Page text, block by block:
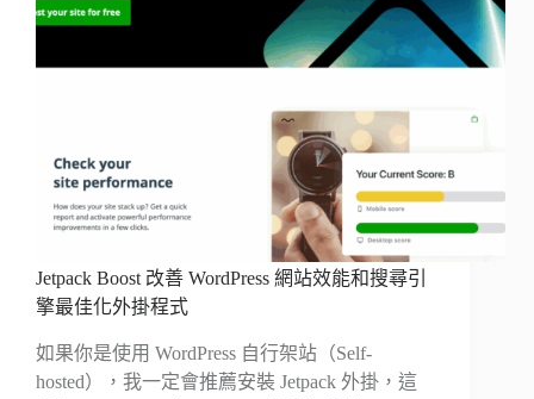
Jetpack Boost 改善 WordPress 網站效能和搜尋引
擎最佳化外掛程式
如果你是使用 WordPress 自行架站（Self-
hosted），我一定會推薦安裝 Jetpack 外掛，這